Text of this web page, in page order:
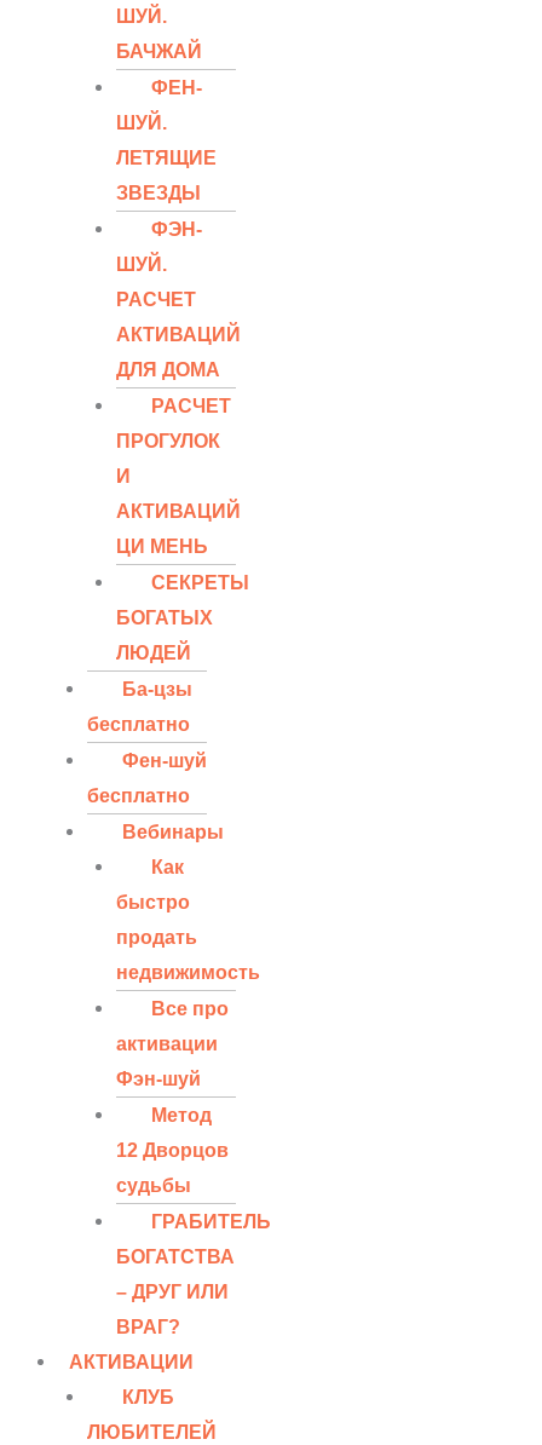
ШУЙ.
БАЧЖАЙ
ФЕН-
ШУЙ.
ЛЕТЯЩИЕ
ЗВЕЗДЫ
ФЭН-
ШУЙ.
РАСЧЕТ
АКТИВАЦИЙ
ДЛЯ ДОМА
РАСЧЕТ
ПРОГУЛОК
И
АКТИВАЦИЙ
ЦИ МЕНЬ
СЕКРЕТЫ
БОГАТЫХ
ЛЮДЕЙ
Ба-цзы
бесплатно
Фен-шуй
бесплатно
Вебинары
Как
быстро
продать
недвижимость
Все про
активации
Фэн-шуй
Метод
12 Дворцов
судьбы
ГРАБИТЕЛЬ
БОГАТСТВА
– ДРУГ ИЛИ
ВРАГ?
АКТИВАЦИИ
КЛУБ
ЛЮБИТЕЛЕЙ